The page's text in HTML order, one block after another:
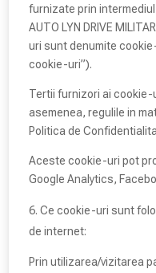
furnizate prin
AUTO LYN DRIVE
uri sunt denumite
cookie-uri”).
Tertii furnizori ai
asemenea, regulile in
Politica de
Aceste cookie-uri pot
Google Analytics,
Ce cookie-uri sunt
de internet:
Prin utilizarea/vizitarea